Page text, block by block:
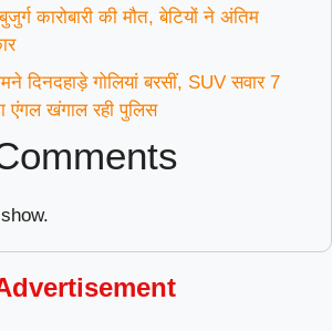
कारोबारी की मौत, बेटियों ने अंतिम
दिनदहाड़े गोलियां बरसीं, SUV सवार 7
एंगल खंगाल रही पुलिस